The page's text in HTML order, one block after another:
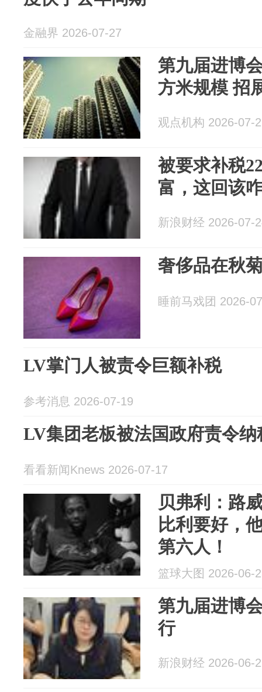
金融界 2026-07-27
第九届进博
方米规模 招
观点机构 2026-07-
被要求补税
富，这回该
新浪财经 2026-07-
奢侈品在秋
睡前马戏团 2026-
LV掌门人被责令巨额补税
参考消息 2026-07-19
LV集团老板被法国政府责令纳
看看新闻Knews 2026-07-17
贝弗利：路
比利要好，
第六人！
篮球大图 2026-06-
第九届进博
行
新浪财经 2026-06-